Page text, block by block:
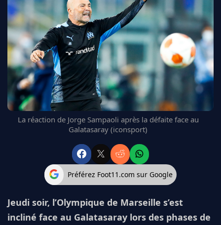
PSG
LIGUE 1
REAL MADRID
FC BARCELONE
MANCHESTER UNITED
CHELSEA
ARSENAL
BAYERN
L'AVIS DE LA RÉDAC'
La réaction de Jorge Sampaoli après la défaite face au
Galatasaray (iconsport)
Préférez Foot11.com sur Google
Jeudi soir, l’Olympique de Marseille s’est
incliné face au Galatasaray lors des phases de